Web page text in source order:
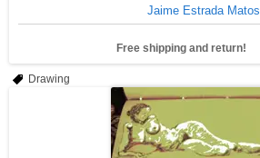
Jaime Estrada Matos
Free shipping and return!
Drawing